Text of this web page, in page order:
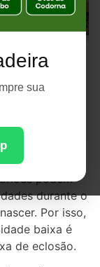
sua
para o
os níveis
podem
durante o
Por isso,
baixa é
de eclosão.